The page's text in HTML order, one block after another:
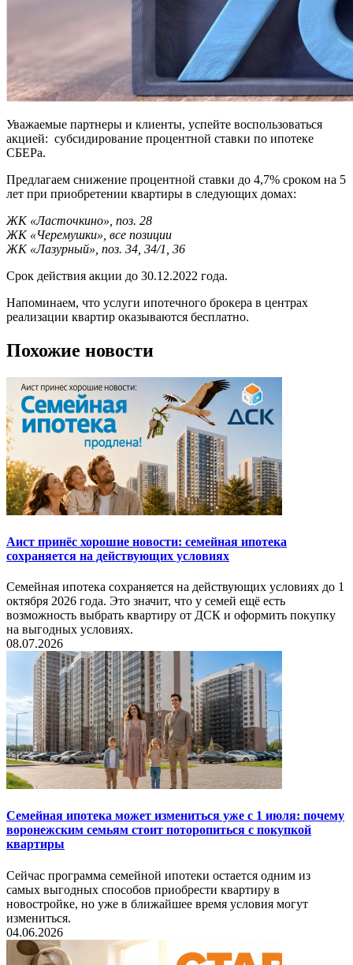
Уважаемые партнеры и клиенты, успейте воспользоваться
акцией: субсидирование процентной ставки по ипотеке
СБЕРа.
Предлагаем снижение процентной ставки до 4,7% сроком на 5
лет при приобретении квартиры в следующих домах:
ЖК «Ласточкино», поз. 28
ЖК «Черемушки», все позиции
ЖК «Лазурный», поз. 34, 34/1, 36
Срок действия акции до 30.12.2022 года.
Напоминаем, что услуги ипотечного брокера в центрах
реализации квартир оказываются бесплатно.
Похожие новости
Аист принёс хорошие новости: семейная ипотека
сохраняется на действующих условиях
Семейная ипотека сохраняется на действующих условиях до 1
октября 2026 года. Это значит, что у семей ещё есть
возможность выбрать квартиру от ДСК и оформить покупку
на выгодных условиях.
08.07.2026
Семейная ипотека может измениться уже с 1 июля: почему
воронежским семьям стоит поторопиться с покупкой
квартиры
Сейчас программа семейной ипотеки остается одним из
самых выгодных способов приобрести квартиру в
новостройке, но уже в ближайшее время условия могут
измениться.
04.06.2026